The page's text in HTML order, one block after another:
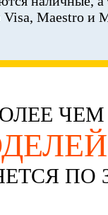
Maestro и
ЧЕМ
ПО